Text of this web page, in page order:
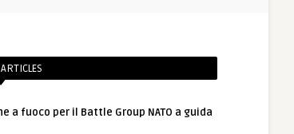
a fuoco per il Battle Group NATO a guida